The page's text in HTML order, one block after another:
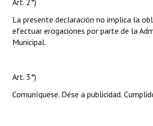
Art. 2°)
La presente declaración no implica la
efectuar erogaciones por parte de la
Municipal.
Art. 3°)
Comuníquese. Dése a publicidad.